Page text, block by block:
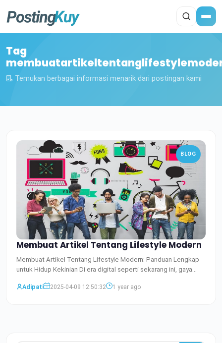
Tag
Temukan berbagai informasi menarik dari postingan kami
BLOG
Membuat Artikel Tentang Lifestyle Modern
Membuat Artikel Tentang Lifestyle Modern: Panduan Lengkap
untuk Hidup Kekinian Di era digital seperti sekarang ini, gaya
Adipati
2025-04-09 12:50:32 1 year ago